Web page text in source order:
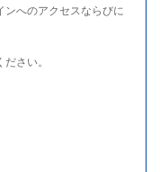
ンへのアクセスならびに
さい。